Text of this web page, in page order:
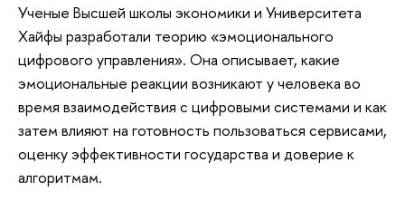
Ученые Высшей школы экономики и Университета
Хайфы разработали теорию «эмоционального
цифрового управления». Она описывает, какие
эмоциональные реакции возникают у человека во
время взаимодействия с цифровыми системами и как
затем влияют на готовность пользоваться сервисами,
оценку эффективности государства и доверие к
алгоритмам.